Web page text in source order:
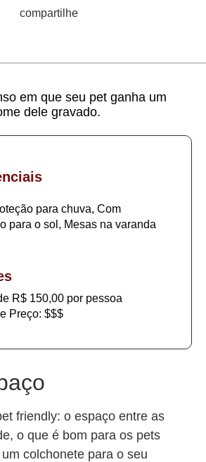
compartilhe
em que seu pet ganha um
dele gravado.
para chuva, Com
para o sol, Mesas na varanda
R$ 150,00 por pessoa
Preço: $$$
friendly: o espaço entre as
o que é bom para os pets
colchonete para o seu